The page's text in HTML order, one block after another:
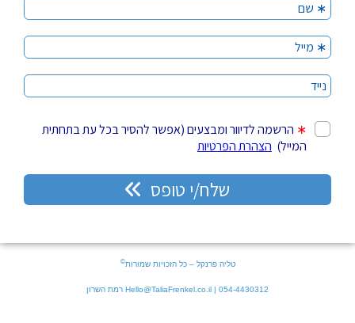
טליה פרנקל – כל הזכויות שמורות©
054-4430312 | Hello@TaliaFrenkel.co.il רמת השרון